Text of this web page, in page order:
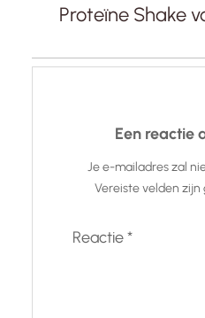
Proteïne Shake
Een reactie
Je e-mailadres zal
Vereiste velden
Reactie*